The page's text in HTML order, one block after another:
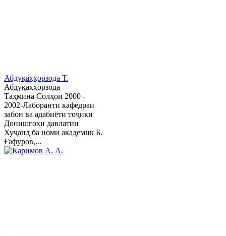
Абдуқаҳҳорзода Т.
Абдуқаҳҳорзода
Таҳмина Солҳои 2000 -
2002-Лаборанти кафедраи
забон ва адабиёти тоҷики
Донишгоҳи давлатии
Хуҷанд ба номи академик Б.
Ғафуров,...